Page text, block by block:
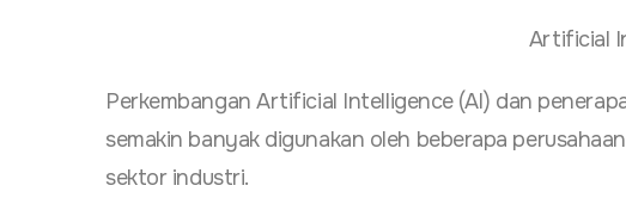
Artificial
Perkembangan Artificial Intelligence (AI) dan
semakin banyak digunakan oleh beberapa
sektor industri.